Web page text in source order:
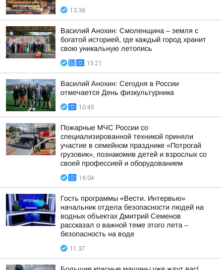
13:36
Василий Анохин: Смоленщина – земля с
богатой историей, где каждый город хранит
свою уникальную летопись
15:21
Василий Анохин: Сегодня в России
отмечается День физкультурника
10:45
Пожарные МЧС России со
специализированной техникой приняли
участие в семейном празднике «Потрогай
грузовик», познакомив детей и взрослых со
своей профессией и оборудованием
16:04
Гость программы «Вести. Интервью»
начальник отдела безопасности людей на
водных объектах Дмитрий Семенов
рассказал о важной теме этого лета –
безопасность на воде
11:37